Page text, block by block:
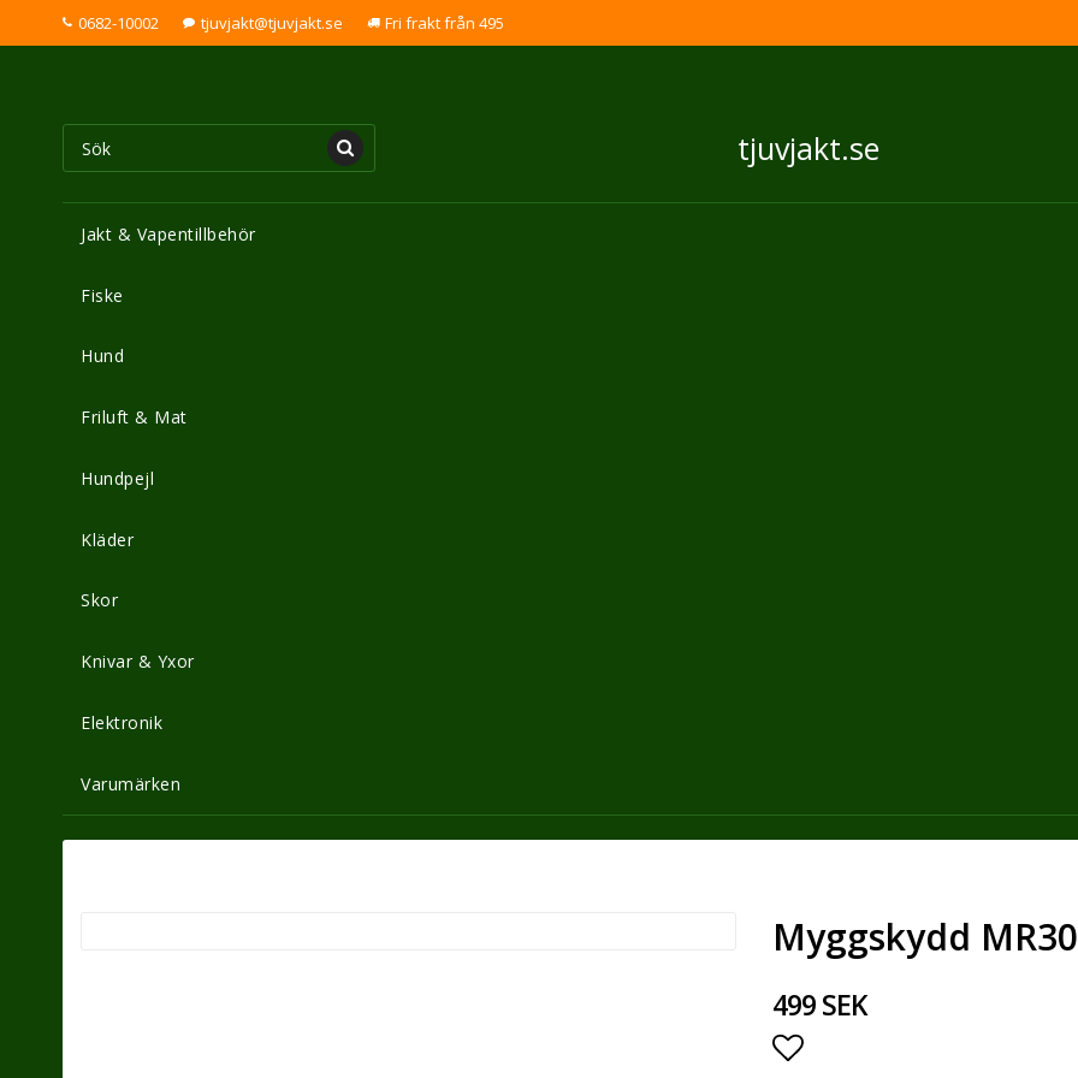
0682-10002 tjuvjakt@tjuvjakt.se Fri frakt från 495
tjuvjakt.se
Jakt & Vapentillbehör
Fiske
Hund
Friluft & Mat
Hundpejl
Kläder
Skor
Knivar & Yxor
Elektronik
Varumärken
Myggskydd
499 SEK